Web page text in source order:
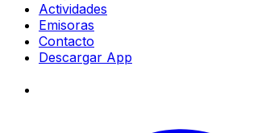
Actividades
Emisoras
Contacto
Descargar App